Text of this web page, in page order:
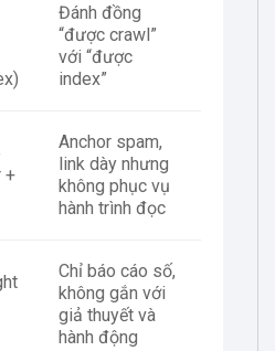
Đánh đồng
“được crawl”
với “được
index”
+
Anchor spam,
link dày nhưng
không phục vụ
hành trình đọc
Chỉ báo cáo số,
không gắn với
giả thuyết và
hành động